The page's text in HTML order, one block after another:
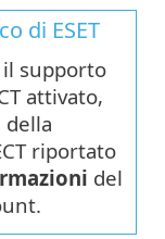
di ESET
il supporto
attivato,
della
riportato
del